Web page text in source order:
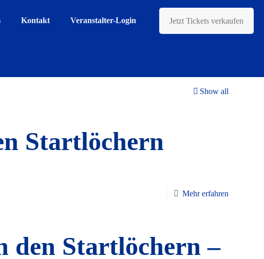
Kontakt Veranstalter-Login Jetzt Tickets verkaufen
Show all
Startlöchern
Mehr erfahren
den Startlöchern –